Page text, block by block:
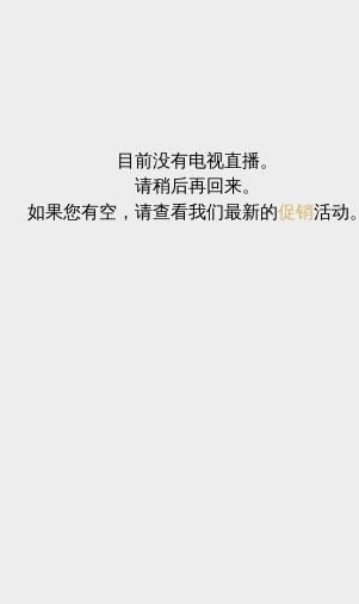
目前没有电视直播。
请稍后再回来。
如果您有空，请查看我们最新的促销活动。